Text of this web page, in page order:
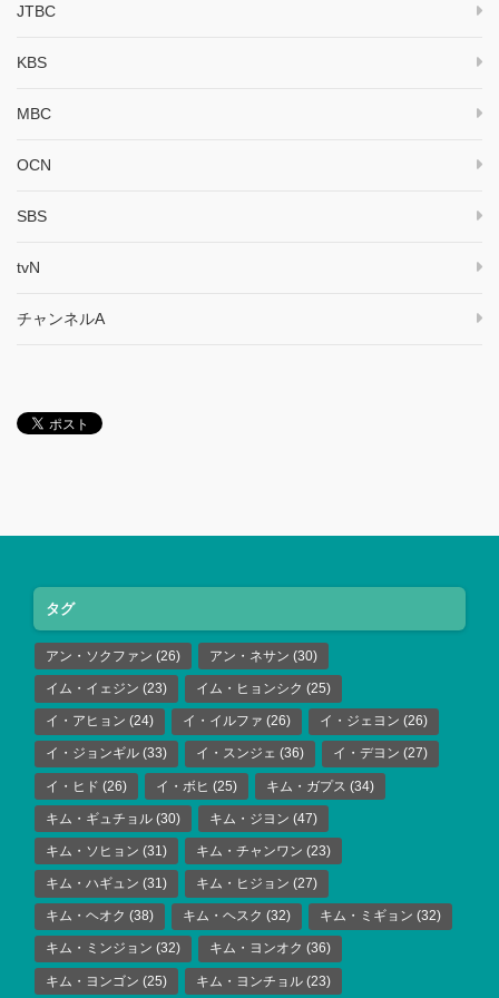
JTBC
KBS
MBC
OCN
SBS
tvN
チャンネルA
タグ
アン・ソクファン (26) アン・ネサン (30)
イム・イェジン (23) イム・ヒョンシク (25)
イ・アヒョン (24) イ・イルファ (26) イ・ジェヨン (26)
イ・ジョンギル (33) イ・スンジェ (36) イ・デヨン (27)
イ・ヒド (26) イ・ボヒ (25) キム・ガプス (34)
キム・ギュチョル (30) キム・ジヨン (47)
キム・ソヒョン (31) キム・チャンワン (23)
キム・ハギュン (31) キム・ヒジョン (27)
キム・ヘオク (38) キム・ヘスク (32) キム・ミギョン (32)
キム・ミンジョン (32) キム・ヨンオク (36)
キム・ヨンゴン (25) キム・ヨンチョル (23)